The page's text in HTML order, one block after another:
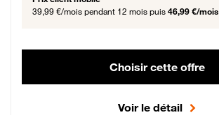
39,99 €/mois pendant 12 mois puis 46,99 €/mois
Choisir cette offre
Voir le détail